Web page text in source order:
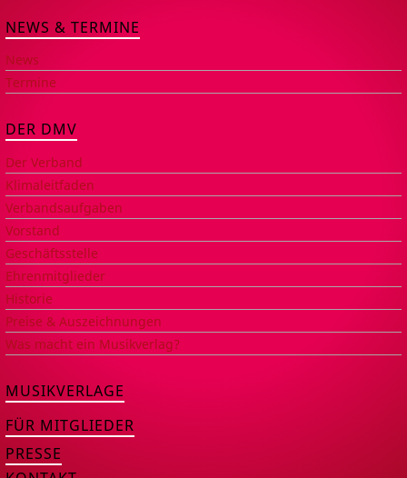
NEWS & TERMINE
News
Termine
DER DMV
Der Verband
Klimaleitfaden
Verbandsaufgaben
Vorstand
Geschäftsstelle
Ehrenmitglieder
Historie
Preise & Auszeichnungen
Was macht ein Musikverlag?
MUSIKVERLAGE
FÜR MITGLIEDER
PRESSE